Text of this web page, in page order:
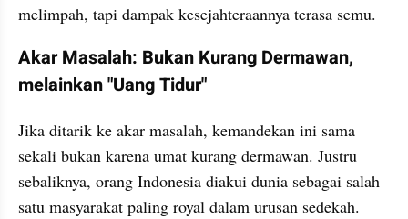
melimpah, tapi dampak kesejahteraannya terasa semu.
Akar Masalah: Bukan Kurang Dermawan,
melainkan "Uang Tidur"
Jika ditarik ke akar masalah, kemandekan ini sama
sekali bukan karena umat kurang dermawan. Justru
sebaliknya, orang Indonesia diakui dunia sebagai salah
satu masyarakat paling royal dalam urusan sedekah.